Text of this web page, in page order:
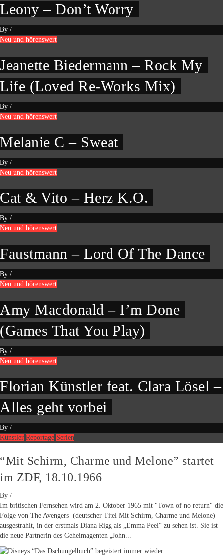
Leony – Don’t Worry
By /
Neu und hörenswert
Jeanette Biedermann – Rock My
Life (Loved Re-Works Mix)
By /
Neu und hörenswert
Melanie C – Sweat
By /
Neu und hörenswert
Cat & Vito – Herz K.O.
By /
Neu und hörenswert
Faustmann – Lord Of The Dance
By /
Neu und hörenswert
Amy Macdonald – I’m Done
(Games That You Play)
By /
Neu und hörenswert
Florian Künstler feat. Clara Lösel –
Alles geht vorbei
By /
Künstler Reportage Serien
“Mit Schirm, Charme und Melone” startet
im ZDF, 18.10.1966
By /
Im britischen Fernsehen wird am 2. Oktober 1965 mit "Town of no return" die
Folge von The Avengers (deutscher Titel Mit Schirm, Charme und Melone)
ausgestrahlt, in der erstmals Diana Rigg als „Emma Peel“ zu sehen ist. Sie ist
die neue Partnerin des Geheimagenten „John...